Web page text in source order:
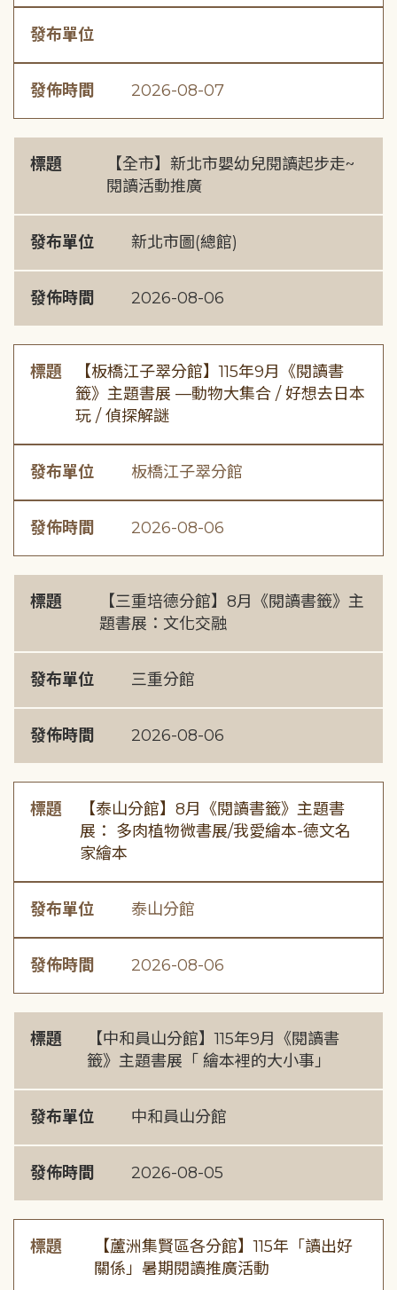
發布單位
發佈時間 2026-08-07
標題
【全市】新北市嬰幼兒閱讀起步走~
閱讀活動推廣
發布單位 新北市圖(總館)
發佈時間 2026-08-06
標題
【板橋江子翠分館】115年9月《閱讀書
籤》主題書展 —動物大集合 / 好想去日本
玩 / 偵探解謎
發布單位 板橋江子翠分館
發佈時間 2026-08-06
標題
【三重培德分館】8月《閱讀書籤》主
題書展：文化交融
發布單位 三重分館
發佈時間 2026-08-06
標題
【泰山分館】8月《閱讀書籤》主題書
展： 多肉植物微書展/我愛繪本-德文名
家繪本
發布單位 泰山分館
發佈時間 2026-08-06
標題
【中和員山分館】115年9月《閱讀書
籤》主題書展「 繪本裡的大小事」
發布單位 中和員山分館
發佈時間 2026-08-05
標題
【蘆洲集賢區各分館】115年「讀出好
關係」暑期閱讀推廣活動